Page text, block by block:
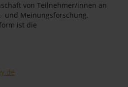
von Teilnehmer/innen an
und Meinungsforschung.
ist die